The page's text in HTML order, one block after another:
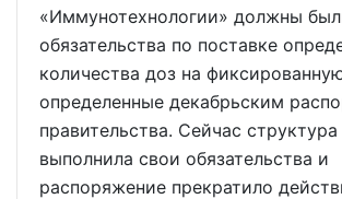
«Иммунотехнологии» должны
обязательства по поставке
количества доз на
определенные декабрьским
правительства. Сейчас
выполнила свои обязательства и
распоряжение прекратило